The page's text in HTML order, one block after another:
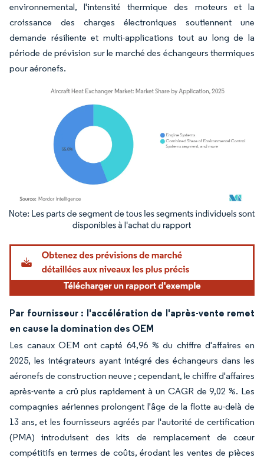
environnemental, l'intensité thermique des moteurs et la
croissance des charges électroniques soutiennent une
demande résiliente et multi-applications tout au long de la
période de prévision sur le marché des échangeurs thermiques
pour aéronefs.
Image © Mordor Intelligence. La réutilisation nécessite une attribution sous CC BY
Par fournisseur : l'accélération de l'après-vente remet
en cause la domination des OEM
Les canaux OEM ont capté 64,96 % du chiffre d'affaires en
2025, les intégrateurs ayant intégré des échangeurs dans les
aéronefs de construction neuve ; cependant, le chiffre d'affaires
après-vente a crû plus rapidement à un CAGR de 9,02 %. Les
compagnies aériennes prolongent l'âge de la flotte au-delà de
13 ans, et les fournisseurs agréés par l'autorité de certification
(PMA) introduisent des kits de remplacement de cœur
compétitifs en termes de coûts, érodant les ventes de pièces